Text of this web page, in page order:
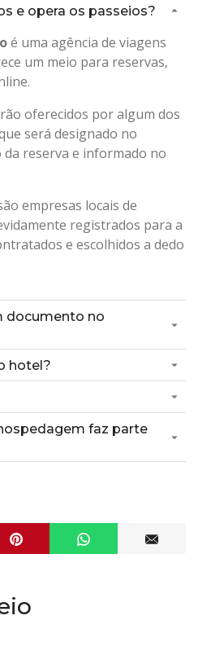
e opera os passeios?
é uma agência de viagens
um meio para reservas,
oferecidos por algum dos
será designado no
reserva e informado no
empresas locais de
registrados para a
e escolhidos a dedo
documento no
hotel?
faz parte